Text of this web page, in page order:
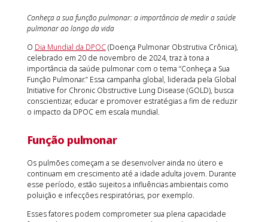
Conheça a sua função pulmonar: a importância de medir a saúde
pulmonar ao longo da vida
O Dia Mundial da DPOC(Doença Pulmonar Obstrutiva Crônica),
celebrado em 20 de novembro de 2024, traz à tona a
importância da saúde pulmonar com o tema “Conheça a Sua
Função Pulmonar.” Essa campanha global, liderada pela Global
Initiative for Chronic Obstructive Lung Disease (GOLD), busca
conscientizar, educar e promover estratégias a fim de reduzir
o impacto da DPOC em escala mundial.
Função pulmonar
Os pulmões começam a se desenvolver ainda no útero e
continuam em crescimento até a idade adulta jovem. Durante
esse período, estão sujeitos a influências ambientais como
poluição e infecções respiratórias, por exemplo.
Esses fatores podem comprometer sua plena capacidade